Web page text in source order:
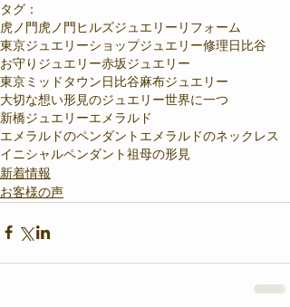
タグ：
虎ノ門虎ノ門ヒルズジュエリーリフォーム
東京ジュエリーショップジュエリー修理日比谷
お守りジュエリー赤坂ジュエリー
東京ミッドタウン日比谷麻布ジュエリー
大切な想い形見のジュエリー世界に一つ
新橋ジュエリーエメラルド
エメラルドのペンダント エメラルドのネックレス
イニシャルペンダント祖母の形見
新着情報
お客様の声